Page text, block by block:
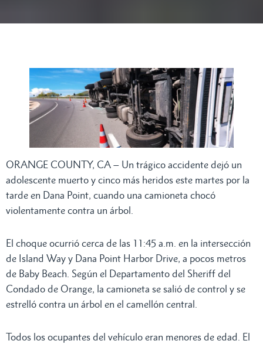
ORANGE COUNTY, CA – Un trágico accidente dejó un
adolescente muerto y cinco más heridos este martes por la
tarde en Dana Point, cuando una camioneta chocó
violentamente contra un árbol.
El choque ocurrió cerca de las 11:45 a.m. en la intersección
de Island Way y Dana Point Harbor Drive, a pocos metros
de Baby Beach. Según el Departamento del Sheriff del
Condado de Orange, la camioneta se salió de control y se
estrelló contra un árbol en el camellón central.
Todos los ocupantes del vehículo eran menores de edad. El